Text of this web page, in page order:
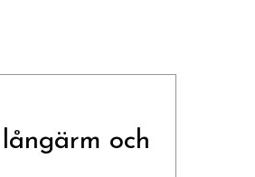
och